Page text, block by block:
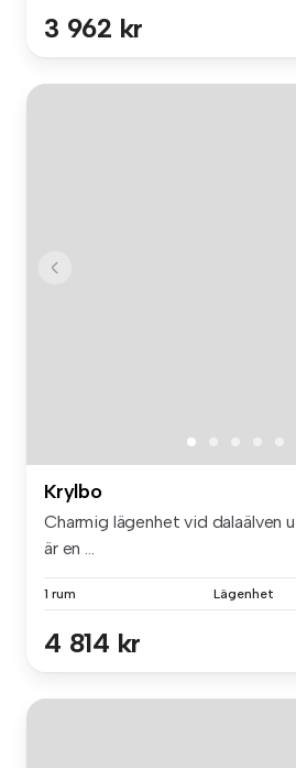
3 962 kr
Krylbo
Charmig lägenhet vid dalaälven
är en ...
1 rum Lägenhet
4 814 kr